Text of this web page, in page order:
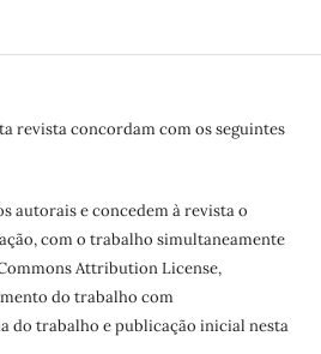
revista concordam com os seguintes
autorais e concedem à revista o
com o trabalho simultaneamente
Attribution License,
do trabalho com
do trabalho e publicação inicial nesta